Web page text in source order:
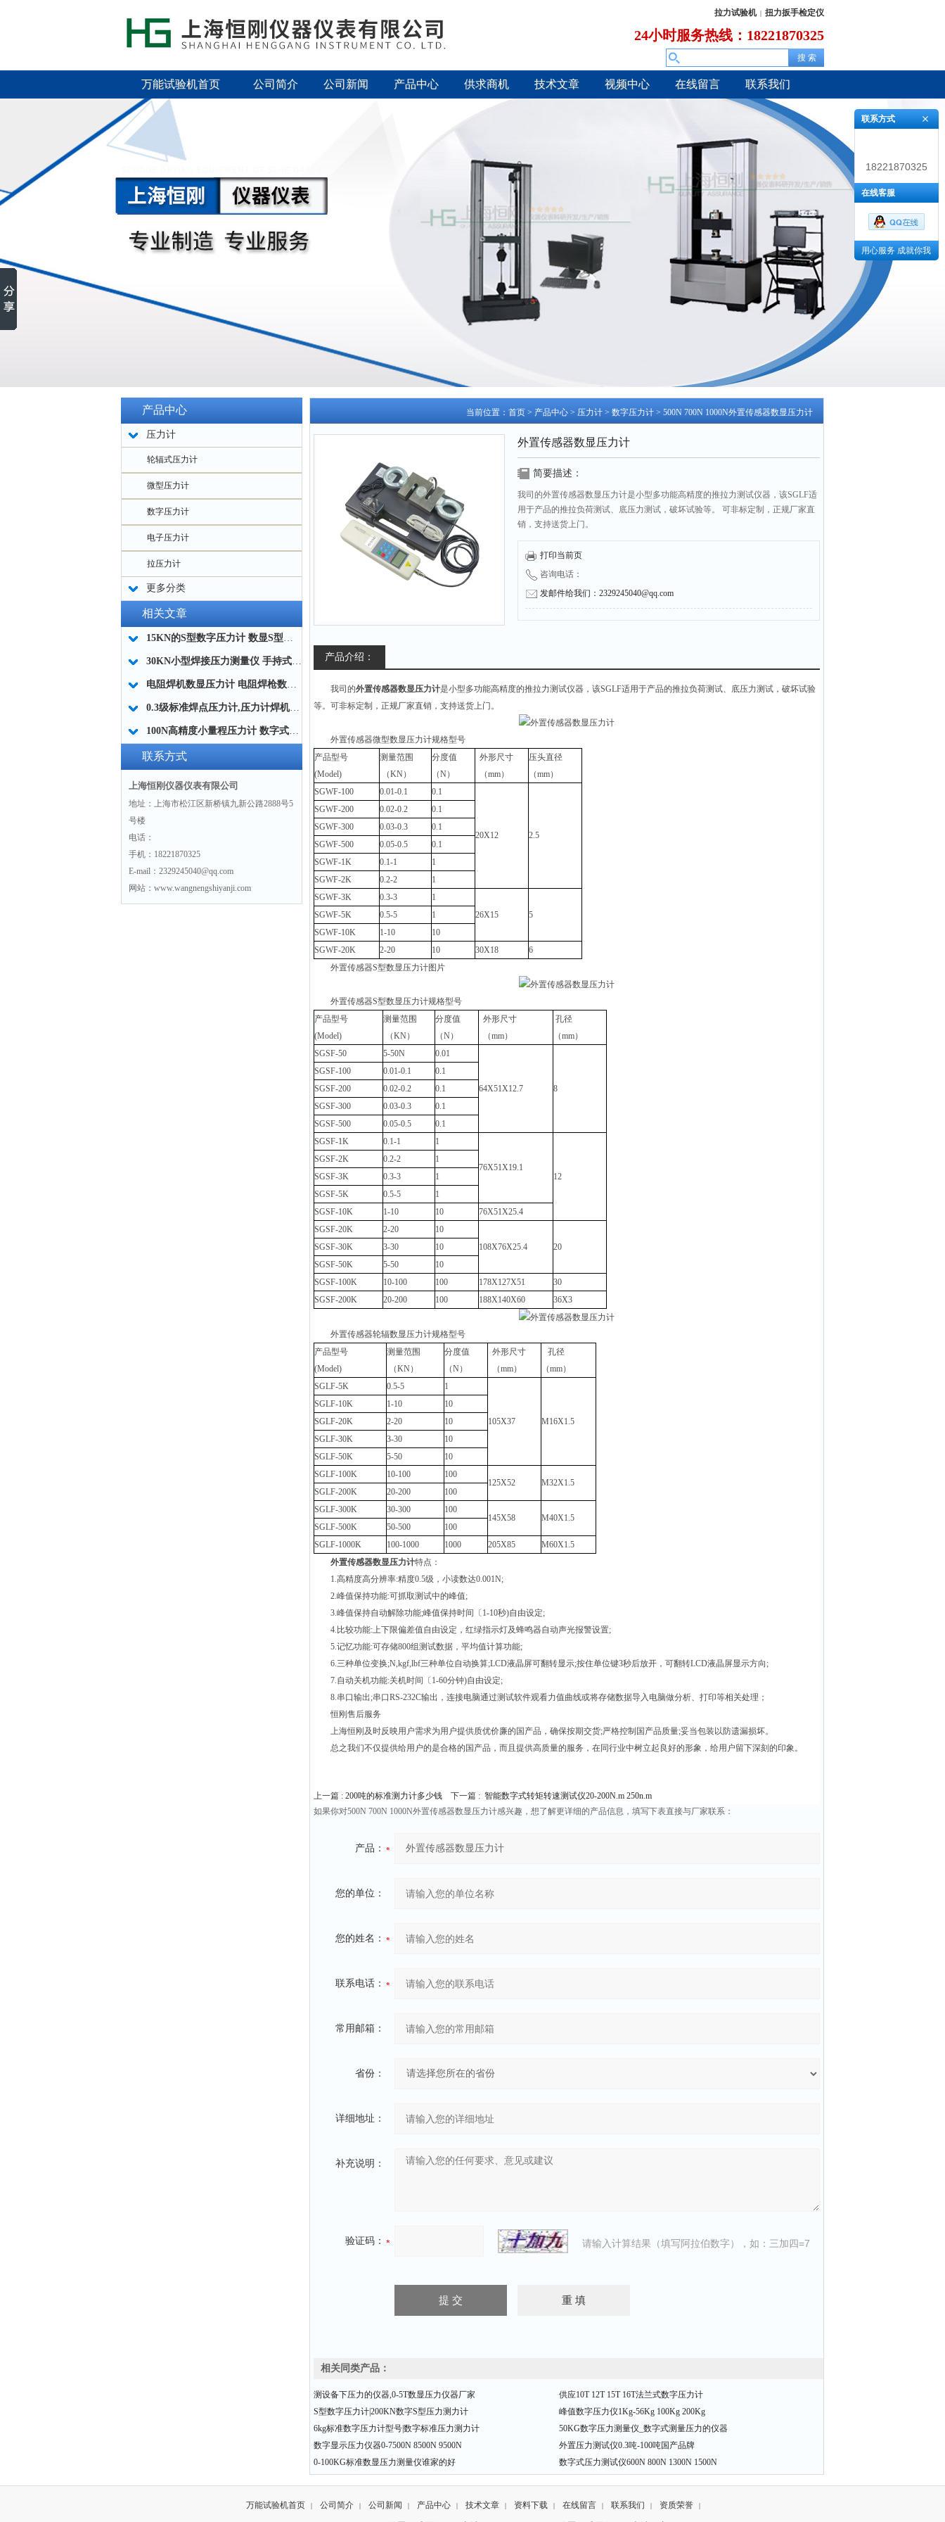
拉力试验机 | 扭力扳手检定仪
24小时服务热线：18221870325
万能试验机首页 公司简介 公司新闻 产品中心 供求商机 技术文章 视频中心 在线留言 联系我们
产品中心
压力计
轮辐式压力计
微型压力计
数字压力计
电子压力计
拉压力计
更多分类
相关文章
15KN的S型数字压力计 数显S型压力计 高精度S压力计厂家
30KN小型焊接压力测量仪 手持式焊接压力检测器 便携式焊接压力计厂家
电阻焊机数显压力计 电阻焊枪数字压力计 自动焊机上下电极压力测试仪厂家
0.3级标准焊点压力计,压力计焊机电极测试用的
100N高精度小量程压力计 数字式小量程压力计 小量程压力测量仪厂家
联系方式
上海恒刚仪器仪表有限公司
地址：上海市松江区新桥镇九新公路2888号5
号楼
电话：
手机：18221870325
E-mail：2329245040@qq.com
网站：www.wangnengshiyanji.com
当前位置： 首页 > 产品中心 > 压力计 > 数字压力计 > 500N 700N 1000N外置传感器数显压力计
外置传感器数显压力计
简要描述：
我司的外置传感器数显压力计是小型多功能高精度的推拉力测试仪器，该SGLF适
用于产品的推拉负荷测试、底压力测试，破坏试验等。 可非标定制，正规厂家直
销，支持送货上门。
打印当前页
咨询电话：
发邮件给我们：2329245040@qq.com
产品介绍：
我司的外置传感器数显压力计是小型多功能高精度的推拉力测试仪器，该SGLF适用于产品的推拉负荷测试、底压力测试，破坏试验
等。可非标定制，正规厂家直销，支持送货上门。
外置传感器微型数显压力计规格型号
产品型号
(Model)
测量范围
（KN）
分度值
（N）
外形尺寸
（mm）
压头直径
（mm）
SGWF-100
0.01-0.1 0.1
20X12 2.5
SGWF-200 0.02-0.2
0.1
SGWF-300
0.03-0.3
0.1
SGWF-500
0.05-0.5
0.1
SGWF-1K
0.1-1
1
SGWF-2K
0.2-2
1
SGWF-3K
0.3-3
1
26X15
5
SGWF-5K 0.5-5
1
SGWF-10K
1-10
10
SGWF-20K
2-20 10 30X18
6
外置传感器S型数显压力计图片
外置传感器S型数显压力计规格型号
产品型号
(Model)
测量范围
（KN）
分度值
（N）
外形尺寸
（mm）
孔径
（mm）
SGSF-50
5-50N 0.01
64X51X12.7 8
SGSF-100 0.01-0.1
0.1
SGSF-200
0.02-0.2
0.1
SGSF-300
0.03-0.3
0.1
SGSF-500
0.05-0.5
0.1
SGSF-1K
0.1-1 1
76X51X19.1
12
SGSF-2K 0.2-2
1
SGSF-3K
0.3-3
1
SGSF-5K
0.5-5
1
SGSF-10K
1-10 10
76X51X25.4
SGSF-20K
2-20
10
108X76X25.4
20
SGSF-30K 3-30
10
SGSF-50K
5-50
10
SGSF-100K
10-100 100 178X127X51
30
SGSF-200K
20-200 100 188X140X60 36X3
外置传感器轮辐数显压力计规格型号
产品型号
(Model)
测量范围
（KN）
分度值
（N）
外形尺寸
（mm）
孔径
（mm）
SGLF-5K
0.5-5 1
105X37 M16X1.5
SGLF-10K 1-10
10
SGLF-20K
2-20
10
SGLF-30K
3-30
10
SGLF-50K
5-50
10
SGLF-100K
10-100
100
125X52
M32X1.5
SGLF-200K
20-200
100
SGLF-300K
30-300
100
145X58
M40X1.5
SGLF-500K
50-500
100
SGLF-1000K
100-1000 1000 205X85
M60X1.5
外置传感器数显压力计特点：
1.高精度高分辨率:精度0.5级，小读数达0.001N;
2.峰值保持功能:可抓取测试中的峰值;
3.峰值保持自动解除功能;峰值保持时间〔1-10秒)自由设定;
4.比较功能:上下限偏差值自由设定，红绿指示灯及蜂鸣器自动声光报警设置;
5.记忆功能:可存储800组测试数据，平均值计算功能;
6.三种单位变换;N,kgf,lbf三种单位自动换算;LCD液晶屏可翻转显示;按住单位键3秒后放开，可翻转LCD液晶屏显示方向;
7.自动关机功能:关机时间〔1-60分钟)自由设定;
8.串口输出;串口RS-232C输出，连接电脑通过测试软件观看力值曲线或将存储数据导入电脑做分析、打印等相关处理；
恒刚售后服务
上海恒刚及时反映用户需求为用户提供质优价廉的国产品，确保按期交货;严格控制国产品质量;妥当包装以防遗漏损坏。
总之我们不仅提供给用户的是合格的国产品，而且提供高质量的服务，在同行业中树立起良好的形象，给用户留下深刻的印象。
上一篇 : 200吨的标准测力计多少钱 下一篇 : 智能数字式转矩转速测试仪20-200N.m 250n.m
如果你对500N 700N 1000N外置传感器数显压力计感兴趣，想了解更详细的产品信息，填写下表直接与厂家联系：
产品：
您的单位：
您的姓名：
联系电话：
常用邮箱：
省份：
详细地址：
补充说明：
验证码： 请输入计算结果（填写阿拉伯数字），如：三加四=7
相关同类产品：
测设备下压力的仪器,0-5T数显压力仪器厂家
供应10T 12T 15T 16T法兰式数字压力计
S型数字压力计|200KN数字S型压力测力计
峰值数字压力仪1Kg-56Kg 100Kg 200Kg
6kg标准数字压力计型号|数字标准压力测力计
50KG数字压力测量仪_数字式测量压力的仪器
数字显示压力仪器0-7500N 8500N 9500N
外置压力测试仪0.3吨-100吨国产品牌
0-100KG标准数显压力测量仪谁家的好
数字式压力测试仪600N 800N 1300N 1500N
万能试验机首页 | 公司简介 | 公司新闻 | 产品中心 | 技术文章 | 资料下载 | 在线留言 | 联系我们 | 资质荣誉 |
联系方式
18221870325
在线客服
用心服务 成就你我